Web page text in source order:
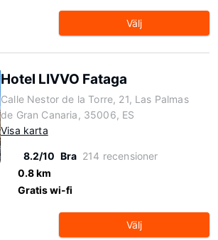
Välj
Hotel LIVVO Fataga
Calle Nestor de la Torre, 21, Las Palmas
de Gran Canaria, 35006, ES
Visa karta
8.2/10 Bra 214 recensioner
0.8 km
Gratis wi-fi
Välj